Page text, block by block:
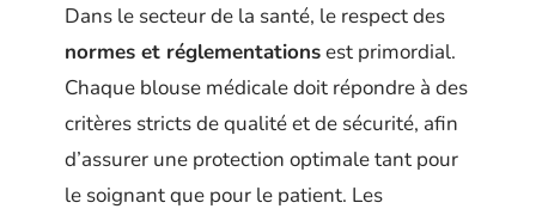
Dans le secteur de la santé, le respect des
normes et réglementationsest primordial.
Chaque blouse médicale doit répondre à des
critères stricts de qualité et de sécurité, afin
d’assurer une protection optimale tant pour
le soignant que pour le patient. Les